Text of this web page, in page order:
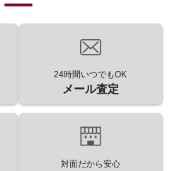
24時間いつでもOK
メール査定
対面だから安心